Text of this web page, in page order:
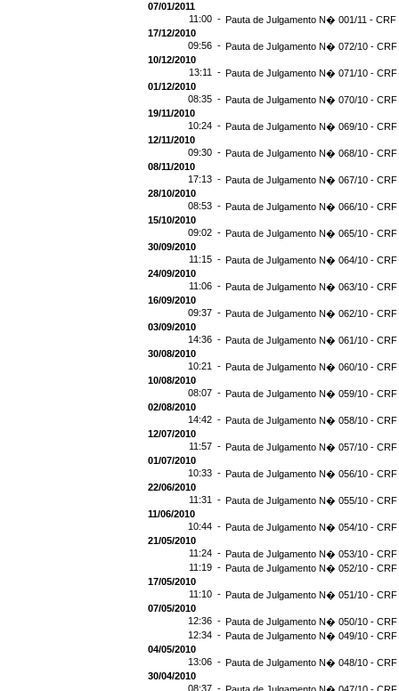
07/01/2011
11:00 - Pauta de Julgamento N� 001/11 - CRF
17/12/2010
09:56 - Pauta de Julgamento N� 072/10 - CRF
10/12/2010
13:11 - Pauta de Julgamento N� 071/10 - CRF
01/12/2010
08:35 - Pauta de Julgamento N� 070/10 - CRF
19/11/2010
10:24 - Pauta de Julgamento N� 069/10 - CRF
12/11/2010
09:30 - Pauta de Julgamento N� 068/10 - CRF
08/11/2010
17:13 - Pauta de Julgamento N� 067/10 - CRF
28/10/2010
08:53 - Pauta de Julgamento N� 066/10 - CRF
15/10/2010
09:02 - Pauta de Julgamento N� 065/10 - CRF
30/09/2010
11:15 - Pauta de Julgamento N� 064/10 - CRF
24/09/2010
11:06 - Pauta de Julgamento N� 063/10 - CRF
16/09/2010
09:37 - Pauta de Julgamento N� 062/10 - CRF
03/09/2010
14:36 - Pauta de Julgamento N� 061/10 - CRF
30/08/2010
10:21 - Pauta de Julgamento N� 060/10 - CRF
10/08/2010
08:07 - Pauta de Julgamento N� 059/10 - CRF
02/08/2010
14:42 - Pauta de Julgamento N� 058/10 - CRF
12/07/2010
11:57 - Pauta de Julgamento N� 057/10 - CRF
01/07/2010
10:33 - Pauta de Julgamento N� 056/10 - CRF
22/06/2010
11:31 - Pauta de Julgamento N� 055/10 - CRF
11/06/2010
10:44 - Pauta de Julgamento N� 054/10 - CRF
21/05/2010
11:24 - Pauta de Julgamento N� 053/10 - CRF
11:19 - Pauta de Julgamento N� 052/10 - CRF
17/05/2010
11:10 - Pauta de Julgamento N� 051/10 - CRF
07/05/2010
12:36 - Pauta de Julgamento N� 050/10 - CRF
12:34 - Pauta de Julgamento N� 049/10 - CRF
04/05/2010
13:06 - Pauta de Julgamento N� 048/10 - CRF
30/04/2010
08:37 -